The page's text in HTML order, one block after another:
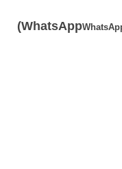
الكاملة في السعودي,
WhatsApp
)